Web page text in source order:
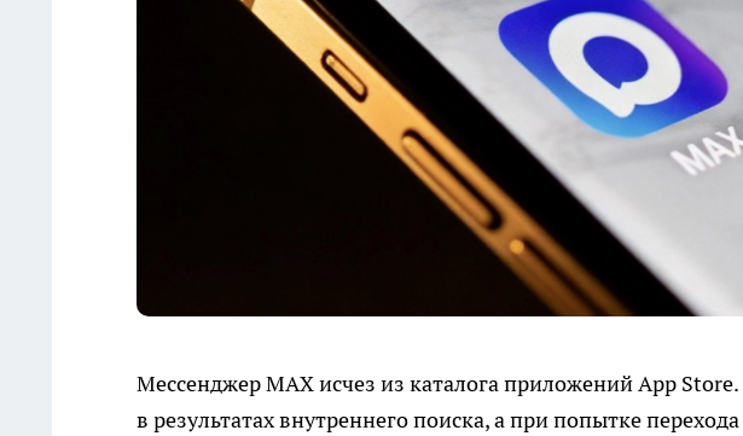
Мессенджер MAX исчез из каталога приложений App
в результатах внутреннего поиска, а при попытке